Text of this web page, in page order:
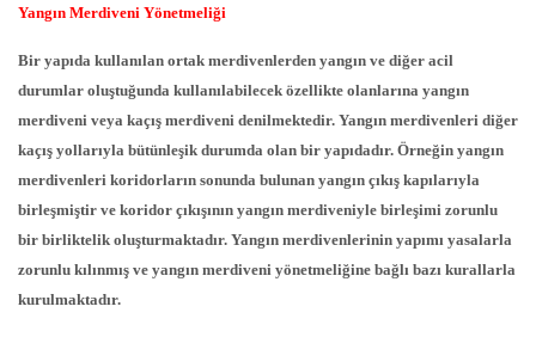
Yangın Merdiveni Yönetmeliği
Bir yapıda kullanılan ortak merdivenlerden yangın ve diğer acil
durumlar oluştuğunda kullanılabilecek özellikte olanlarına yangın
merdiveni veya kaçış merdiveni denilmektedir. Yangın merdivenleri diğer
kaçış yollarıyla bütünleşik durumda olan bir yapıdadır. Örneğin yangın
merdivenleri koridorların sonunda bulunan yangın çıkış kapılarıyla
birleşmiştir ve koridor çıkışının yangın merdiveniyle birleşimi zorunlu
bir birliktelik oluşturmaktadır. Yangın merdivenlerinin yapımı yasalarla
zorunlu kılınmış ve yangın merdiveni yönetmeliğine bağlı bazı kurallarla
kurulmaktadır.